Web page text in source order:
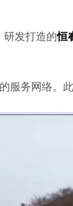
发打造的恒
务网络。